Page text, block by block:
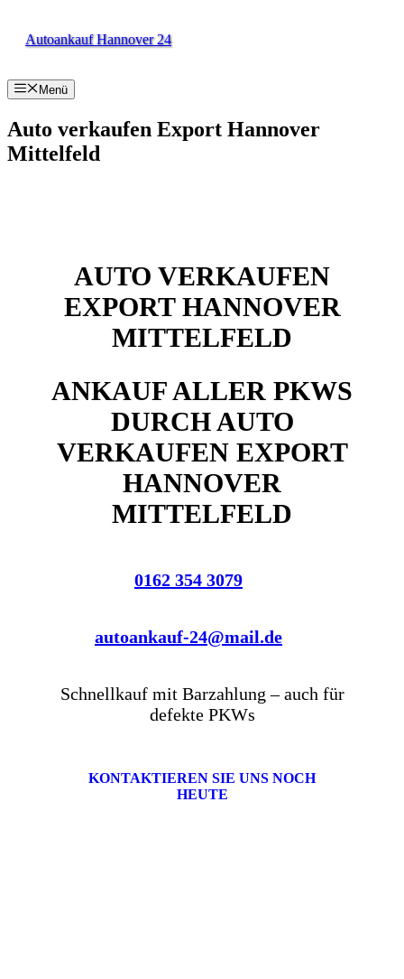
InhaltAutoankauf Hannover 24
Menü
Auto verkaufen Export Hannover
Mittelfeld
AUTO VERKAUFEN
EXPORT HANNOVER
MITTELFELD
ANKAUF ALLER PKWS
DURCH AUTO
VERKAUFEN EXPORT
HANNOVER
MITTELFELD
0162 354 3079
autoankauf-24@mail.de
Schnellkauf mit Barzahlung – auch für
defekte PKWs
KONTAKTIEREN SIE UNS NOCH
HEUTE